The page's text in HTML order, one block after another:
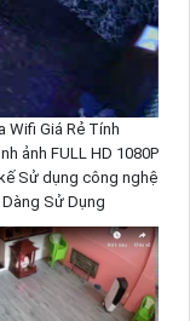
Wifi Giá Rẻ Tính
ảnh FULL HD 1080P
Sử dụng công nghệ
Sử Dụng